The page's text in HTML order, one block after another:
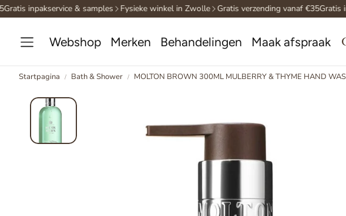
inpakservice & samples Fysieke winkel in Zwolle Gratis verzending vanaf €35Gratis
Webshop Merken Behandelingen Maak afspraak
Startpagina Bath & Shower MOLTON BROWN 300ML MULBERRY & THYME HAND